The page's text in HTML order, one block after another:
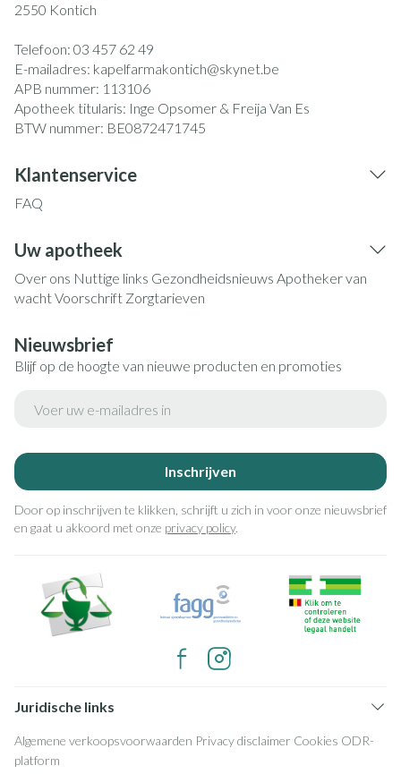
2550 Kontich
Telefoon: 03 457 62 49
E-mailadres: kapelfarmakontich@skynet.be
APB nummer: 113106
Apotheek titularis: Inge Opsomer & Freija Van Es
BTW nummer: BE0872471745
Klantenservice
FAQ
Uw apotheek
Over ons Nuttige links Gezondheidsnieuws Apotheker van
wachtVoorschrift Zorgtarieven
Nieuwsbrief
Blijf op de hoogte van nieuwe producten en promoties
Inschrijven
Door op inschrijven te klikken, schrijft u zich in voor onze nieuwsbrief
en gaat u akkoord met onze privacy policy.
Juridische links
Algemene verkoopsvoorwaarden Privacy disclaimer Cookies ODR-
platform